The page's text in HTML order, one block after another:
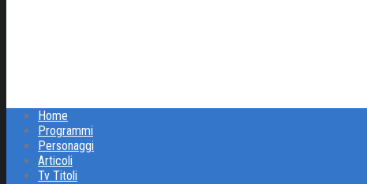
Home
Programmi
Personaggi
Articoli
Tv Titoli